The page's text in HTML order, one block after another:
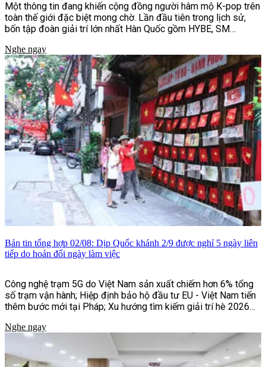
Một thông tin đang khiến cộng đồng người hâm mộ K-pop trên
toàn thế giới đặc biệt mong chờ. Lần đầu tiên trong lịch sử,
bốn tập đoàn giải trí lớn nhất Hàn Quốc gồm HYBE, SM
cùng bắt tay tổ chức lễ hội âm nhạc và văn hóa quy mô quốc tế
mang tên Fanomenon.
Nghe ngay
Bản tin tổng hợp 02/08: Dịp Quốc khánh 2/9 được nghỉ 5 ngày liên
tiếp do hoán đổi ngày làm việc
Công nghệ trạm 5G do Việt Nam sản xuất chiếm hơn 6% tổng
số trạm vận hành; Hiệp định bảo hộ đầu tư EU - Việt Nam tiến
thêm bước mới tại Pháp; Xu hướng tìm kiếm giải trí hè 2026
Nghe ngay